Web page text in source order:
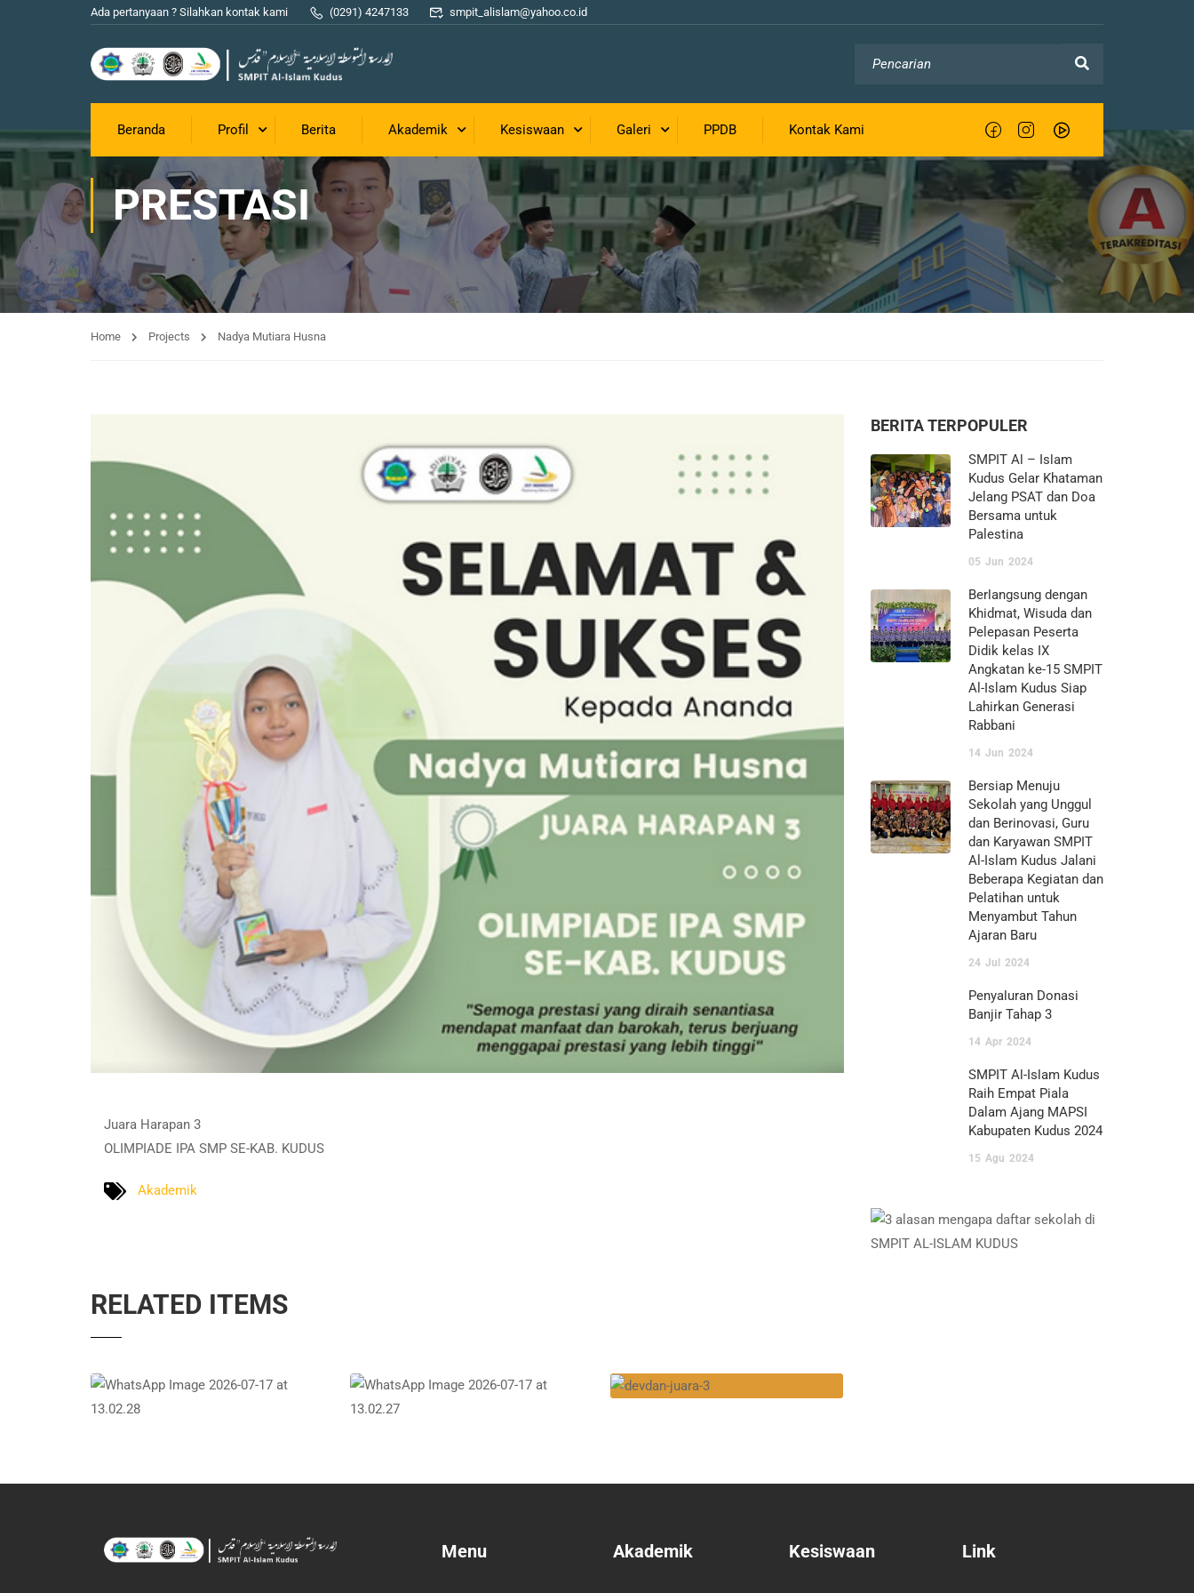
Ada pertanyaan ? Silahkan kontak kami (0291) 4247133 smpit_alislam@yahoo.co.id
Beranda Profil Berita Akademik Kesiswaan Galeri PPDB Kontak Kami
PRESTASI
Home Projects Nadya Mutiara Husna
Juara Harapan 3
OLIMPIADE IPA SMP SE-KAB. KUDUS
Akademik
RELATED ITEMS
BERITA TERPOPULER
SMPIT Al – Islam
Kudus Gelar Khataman
Jelang PSAT dan Doa
Bersama untuk
Palestina
05 Jun 2024
Berlangsung dengan
Khidmat, Wisuda dan
Pelepasan Peserta
Didik kelas IX
Angkatan ke-15 SMPIT
Al-Islam Kudus Siap
Lahirkan Generasi
Rabbani
14 Jun 2024
Bersiap Menuju
Sekolah yang Unggul
dan Berinovasi, Guru
dan Karyawan SMPIT
Al-Islam Kudus Jalani
Beberapa Kegiatan dan
Pelatihan untuk
Menyambut Tahun
Ajaran Baru
24 Jul 2024
Penyaluran Donasi
Banjir Tahap 3
14 Apr 2024
SMPIT Al-Islam Kudus
Raih Empat Piala
Dalam Ajang MAPSI
Kabupaten Kudus 2024
15 Agu 2024
Menu Akademik Kesiswaan Link